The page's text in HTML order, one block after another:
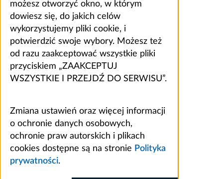
możesz otworzyć okno, w którym
dowiesz się, do jakich celów
wykorzystujemy pliki cookie, i
potwierdzić swoje wybory. Możesz też
od razu zaakceptować wszystkie pliki
przyciskiem „ZAAKCEPTUJ
WSZYSTKIE I PRZEJDŹ DO SERWISU”.
Zmiana ustawień oraz więcej informacji
o ochronie danych osobowych,
ochronie praw autorskich i plikach
cookies dostępne są na stronie Polityka
prywatności.